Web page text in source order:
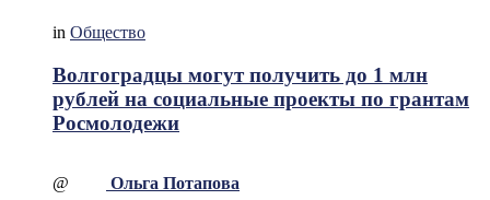
in Общество
Волгоградцы могут получить до 1 млн
рублей на социальные проекты по грантам
Росмолодежи
@ Ольга Потапова